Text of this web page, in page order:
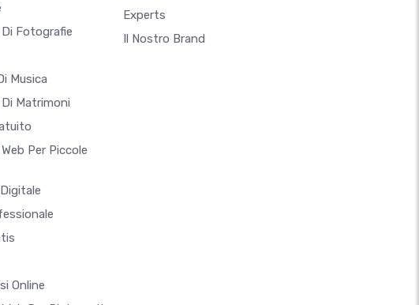
Fotografie
Musica
Matrimoni
Per Piccole
Online
Experts
Il Nostro Brand